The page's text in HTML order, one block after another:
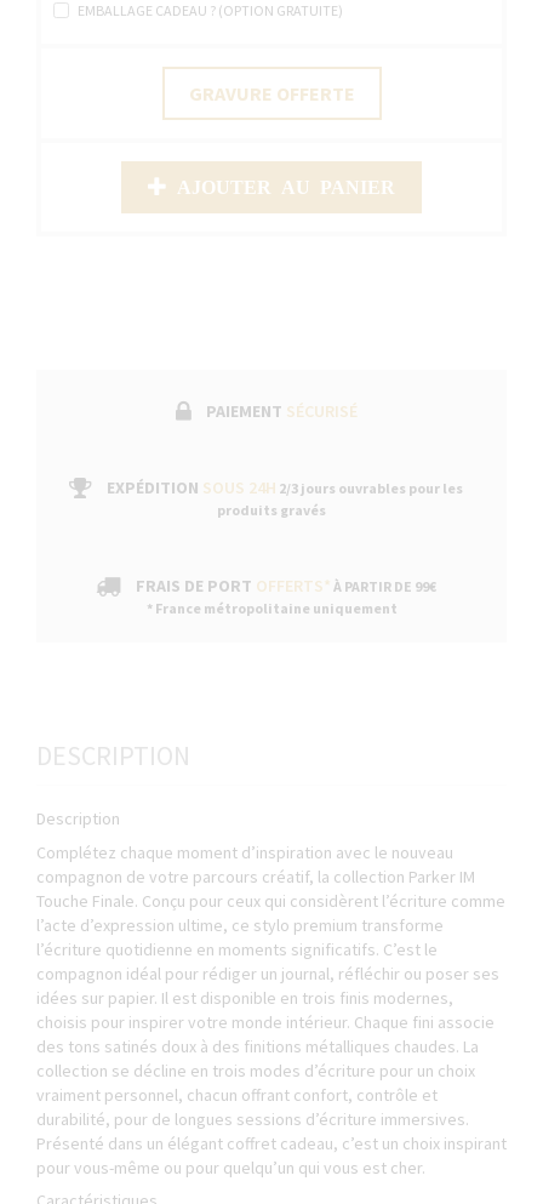
EMBALLAGE CADEAU ? (OPTION GRATUITE)
GRAVURE OFFERTE
AJOUTER AU PANIER
PAIEMENT SÉCURISÉ
EXPÉDITION SOUS 24H 2/3 jours ouvrables pour les
produits gravés
FRAIS DE PORT OFFERTS* À PARTIR DE 99€
* France métropolitaine uniquement
DESCRIPTION
Description
Complétez chaque moment d’inspiration avec le nouveau
compagnon de votre parcours créatif, la collection Parker IM
Touche Finale. Conçu pour ceux qui considèrent l’écriture comme
l’acte d’expression ultime, ce stylo premium transforme
l’écriture quotidienne en moments significatifs. C’est le
compagnon idéal pour rédiger un journal, réfléchir ou poser ses
idées sur papier. Il est disponible en trois finis modernes,
choisis pour inspirer votre monde intérieur. Chaque fini associe
des tons satinés doux à des finitions métalliques chaudes. La
collection se décline en trois modes d’écriture pour un choix
vraiment personnel, chacun offrant confort, contrôle et
durabilité, pour de longues sessions d’écriture immersives.
Présenté dans un élégant coffret cadeau, c’est un choix inspirant
pour vous-même ou pour quelqu’un qui vous est cher.